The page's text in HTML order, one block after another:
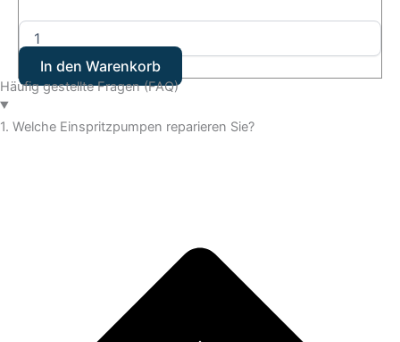
In den Warenkorb
Häufig gestellte Fragen (FAQ)
1. Welche Einspritzpumpen reparieren Sie?